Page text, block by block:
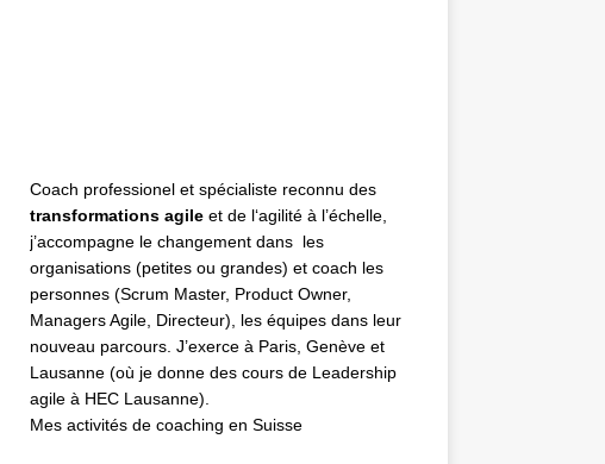
Coach professionel et spécialiste reconnu des
transformations agileet de l‘agilité à l’échelle,
j’accompagne le changement dans les
organisations (petites ou grandes) et coach les
personnes (Scrum Master, Product Owner,
Managers Agile, Directeur), les équipes dans leur
nouveau parcours. J’exerce à Paris, Genève et
Lausanne (où je donne des cours de Leadership
agile à HEC Lausanne).
Mes activités de coaching en Suisse